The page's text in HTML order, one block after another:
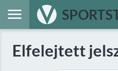
Elfelejtett